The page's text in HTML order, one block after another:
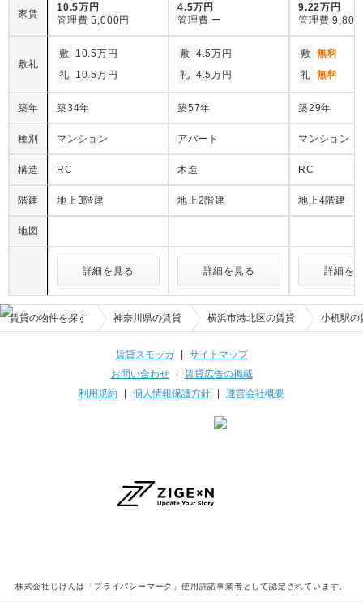
家賃
10.5万円
管理費 5,000円
4.5万円
管理費 ー
9.22万円
管理費 9,800
敷礼
敷
10.5万円
礼
10.5万円
敷 4.5万円
礼 4.5万円
敷 無料
礼 無料
築年 築34年 築57年 築29年
種別 マンション アパート マンション
構造 RC 木造 RC
階建 地上3階建 地上2階建 地上4階建
地図
詳細を見る 詳細を見る 詳細を
賃貸の物件を探す 神奈川県の賃貸 横浜市港北区の賃貸 小机駅の
賃貸スモッカ | サイトマップ
お問い合わせ| 賃貸広告の掲載
利用規約 | 個人情報保護方針 | 運営会社概要
株式会社じげんは「プライバシーマーク」使用許諾事業者として認定されています。